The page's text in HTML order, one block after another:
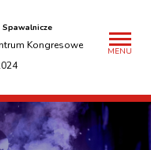
Kongresowe
MENU